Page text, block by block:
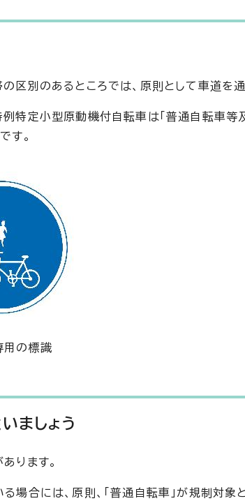
区別のあるところでは、原則として車道を通
特定小型原動機付自転車は「普通自転車
す。
用の標識
ましょう
ります。
場合には、原則、「普通自転車」が規制対象